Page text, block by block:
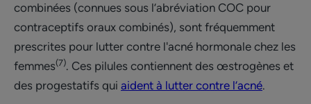
combinées (connues sous l’abréviation COC pour
contraceptifs oraux combinés), sont fréquemment
prescrites pour lutter contre l'acné hormonale chez les
femmes(7). Ces pilules contiennent des œstrogènes et
des progestatifs qui aident à lutter contre l’acné.